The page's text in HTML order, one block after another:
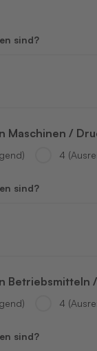
sind?
Maschinen /
4
sind?
Betriebsmitteln
4
sind?